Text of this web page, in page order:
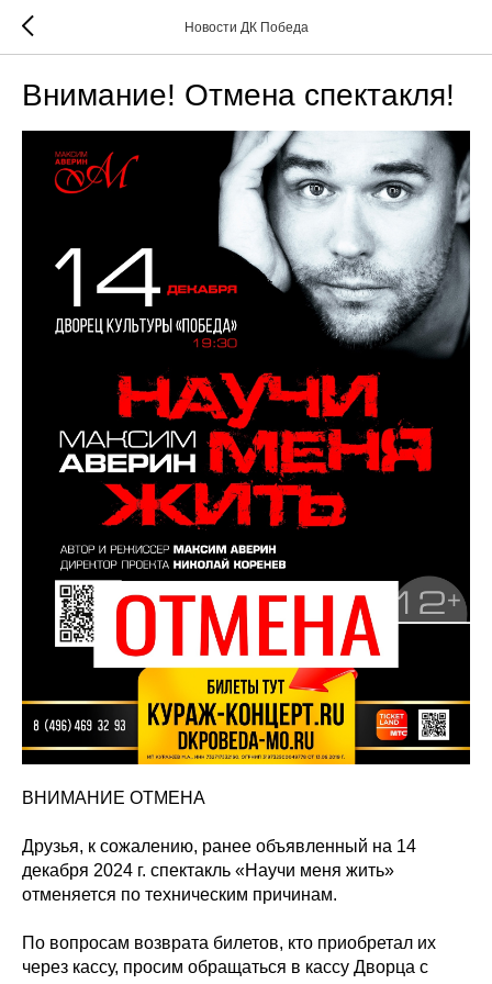
Новости ДК Победа
Внимание! Отмена спектакля!
ВНИМАНИЕ ОТМЕНА
Друзья, к сожалению, ранее объявленный на 14
декабря 2024 г. спектакль «Научи меня жить»
отменяется по техническим причинам.
По вопросам возврата билетов, кто приобретал их
через кассу, просим обращаться в кассу Дворца с